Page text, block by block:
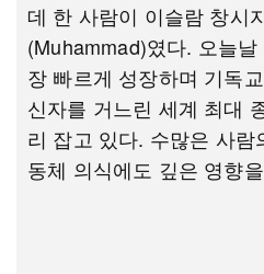
데 한 사람이 이슬람 창시
(Muhammad)였다. 오늘
장 빠르게 성장하며 기독
신자를 거느린 세계 최대
리 잡고 있다. 수많은 사
동체 의식에도 깊은 영향